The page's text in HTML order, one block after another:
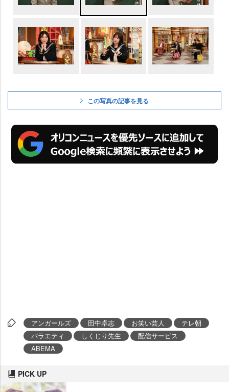
この写真の記事を見る
アンガールズ 田中卓志 お笑い芸人
テレ朝
バラエティ
しくじり先生
配信サービス
ABEMA
PICK UP